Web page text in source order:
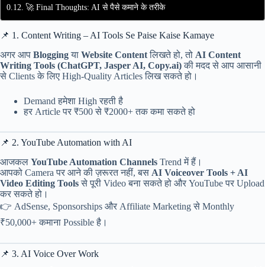
🚀 Final Thoughts: AI से पैसे कमाने के तरीके
📌 1. Content Writing – AI Tools Se Paise Kaise Kamaye
अगर आप Bloggingया Website Contentलिखते हो, तो AI Content
Writing Tools (ChatGPT, Jasper AI, Copy.ai)की मदद से आप आसानी
से Clients के लिए High-Quality Articles लिख सकते हो।
Demand हमेशा High रहती है
हर Article पर ₹500 से ₹2000+ तक कमा सकते हो
📌 2. YouTube Automation with AI
आजकल YouTube Automation Channels Trend में हैं।
आपको Camera पर आने की ज़रूरत नहीं, बस AI Voiceover Tools + AI
Video Editing Toolsसे पूरी Video बना सकते हो और YouTube पर Upload
कर सकते हो।
👉 AdSense, Sponsorships और Affiliate Marketing से Monthly
₹50,000+ कमाना Possible है।
📌 3. AI Voice Over Work